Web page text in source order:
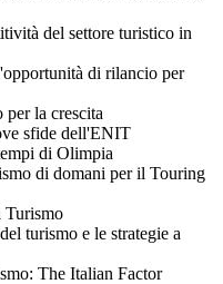
del settore turistico in
di rilancio per
la crescita
sfide dell'ENIT
di Olimpia
di domani per il Touring
turismo e le strategie a
The Italian Factor